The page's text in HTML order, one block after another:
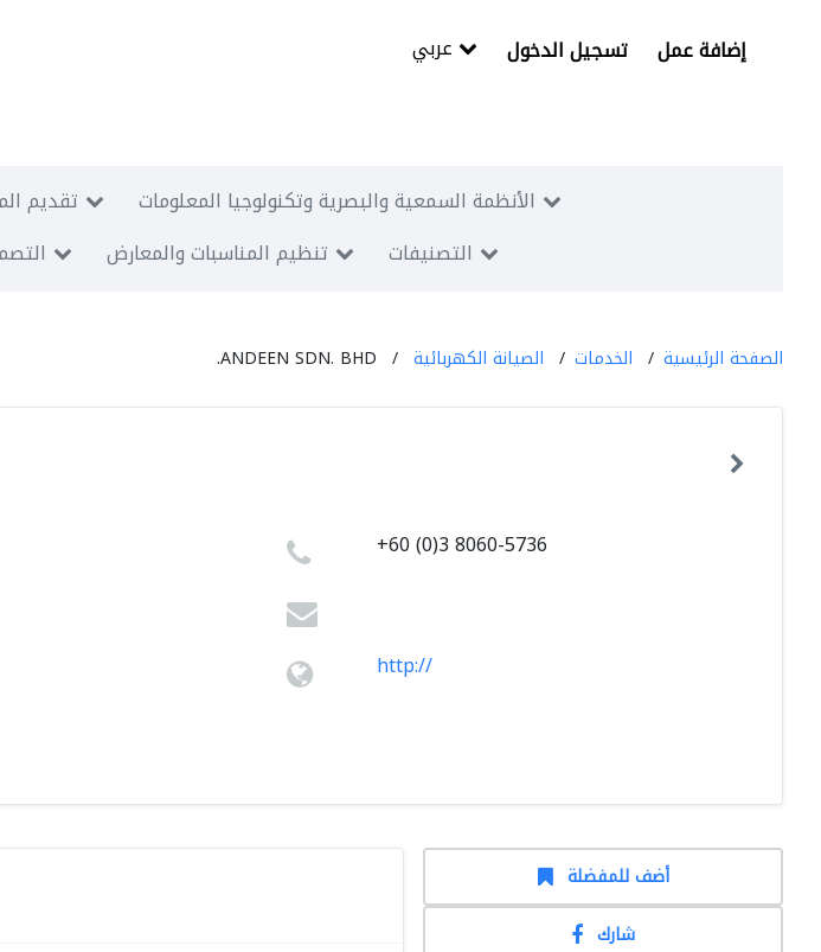
تسجيل الدخول إضافة عمل
تقديم
الأنظمة السمعية والبصرية وتكنولوجيا المعلومات
تنظيم المناسبات والمعارض التصنيفات
الصفحة الرئيسية الخدمات الصيانة الكهربائية ANDEEN SDN. BHD.
+60 (0)3 8060-5736
http://
أضف للمفضلة
شارك